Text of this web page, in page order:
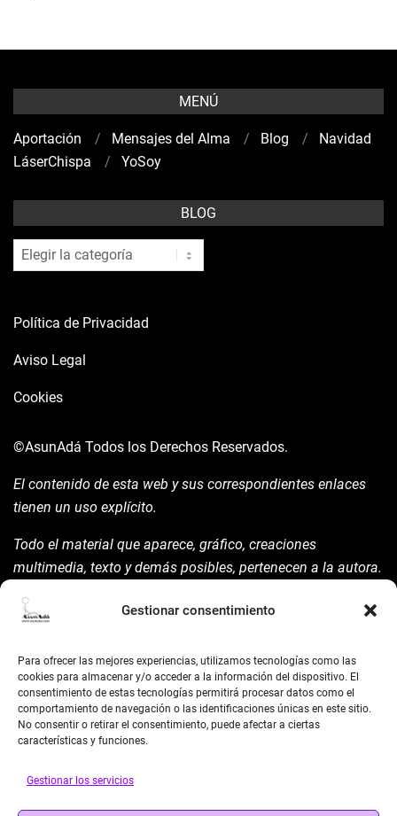
Gestionar consentimiento
Para ofrecer las mejores experiencias, utilizamos tecnologías como las
cookies para almacenar y/o acceder a la información del dispositivo. El
consentimiento de estas tecnologías permitirá procesar datos como el
comportamiento de navegación o las identificaciones únicas en este sitio.
No consentir o retirar el consentimiento, puede afectar a ciertas
características y funciones.
Gestionar los servicios
MENÚ
Aportación Mensajes del Alma Blog
Navidad
LáserChispa
YoSoy
BLOG
blog
Política de Privacidad
Aviso Legal
Cookies
©AsunAdá Todos los Derechos Reservados.
El contenido de esta web y sus correspondientes enlaces
tienen un uso explícito.
Todo el material que aparece, gráfico, creaciones
multimedia, texto y demás posibles, pertenecen a la autora.
la mism para ello.
©AsunAdá ​Gracias.